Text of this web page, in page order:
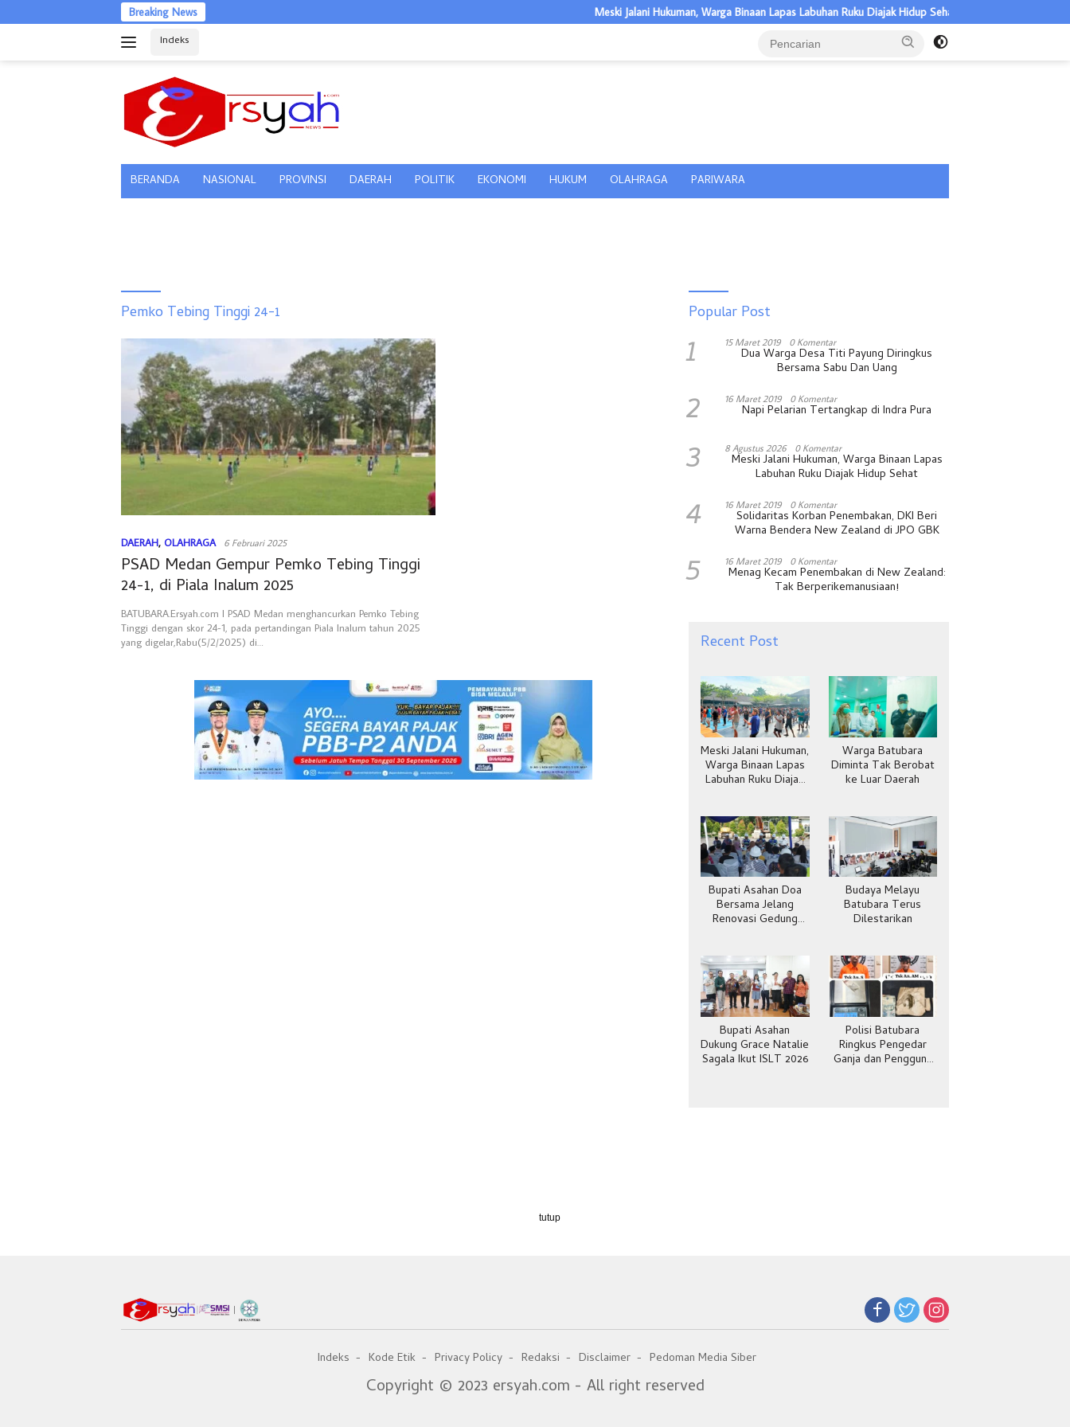
Breaking News Meski Jalani Hukuman, Warga Binaan Lapas Labuhan Ruku Diajak Hidup Sehat
Indeks
BERANDA NASIONAL PROVINSI DAERAH POLITIK EKONOMI HUKUM OLAHRAGA PARIWARA
Pemko Tebing Tinggi 24-1
DAERAH, OLAHRAGA 6 Februari 2025
PSAD Medan Gempur Pemko Tebing Tinggi
24-1, di Piala Inalum 2025
BATUBARA.Ersyah.com l PSAD Medan menghancurkan Pemko Tebing
Tinggi dengan skor 24-1, pada pertandingan Piala Inalum tahun 2025
yang digelar,Rabu(5/2/2025) di…
Popular Post
1 15 Maret 2019 0 Komentar
Dua Warga Desa Titi Payung Diringkus
Bersama Sabu Dan Uang
2 16 Maret 2019 0 Komentar
Napi Pelarian Tertangkap di Indra Pura
3 8 Agustus 2026 0 Komentar
Meski Jalani Hukuman, Warga Binaan Lapas
Labuhan Ruku Diajak Hidup Sehat
4 16 Maret 2019 0 Komentar
Solidaritas Korban Penembakan, DKI Beri
Warna Bendera New Zealand di JPO GBK
5 16 Maret 2019 0 Komentar
Menag Kecam Penembakan di New Zealand:
Tak Berperikemanusiaan!
Recent Post
Meski Jalani Hukuman,
Warga Binaan Lapas
Labuhan Ruku Diajak
Warga Batubara
Diminta Tak Berobat
ke Luar Daerah
Bupati Asahan Doa
Bersama Jelang
Renovasi Gedung
Budaya Melayu
Batubara Terus
Dilestarikan
Bupati Asahan
Dukung Grace Natalie
Sagala Ikut ISLT 2026
Polisi Batubara
Ringkus Pengedar
Ganja dan Pengguna
Indeks Kode Etik Privacy Policy Redaksi Disclaimer Pedoman Media Siber
Copyright © 2023 ersyah.com - All right reserved
tutup